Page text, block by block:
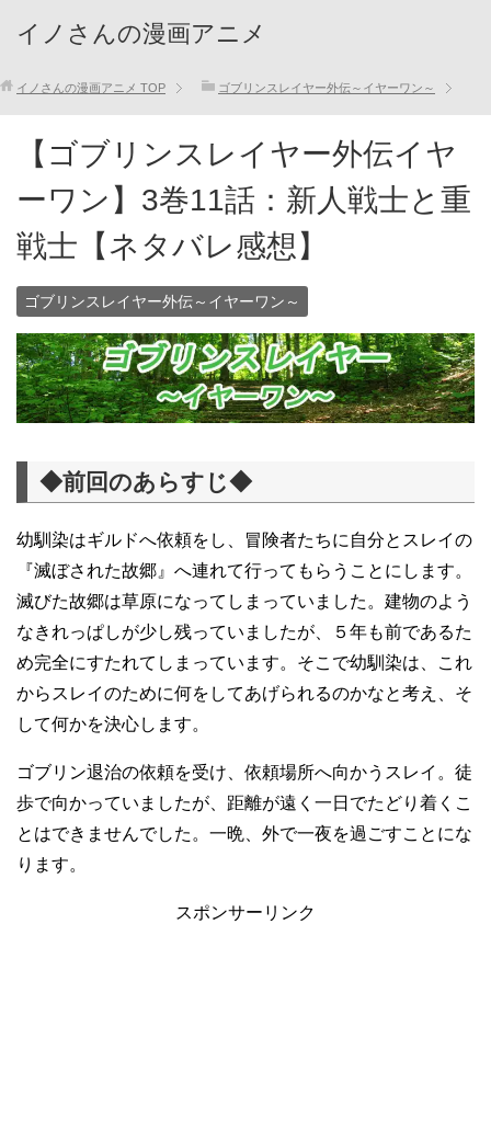
イノさんの漫画アニメ
イノさんの漫画アニメ TOP ゴブリンスレイヤー外伝～イヤーワン～
【ゴブリンスレイヤー外伝イヤ
ーワン】3巻11話：新人戦士と重
戦士【ネタバレ感想】
ゴブリンスレイヤー外伝～イヤーワン～
◆前回のあらすじ◆
幼馴染はギルドへ依頼をし、冒険者たちに自分とスレイの
『滅ぼされた故郷』へ連れて行ってもらうことにします。
滅びた故郷は草原になってしまっていました。建物のよう
なきれっぱしが少し残っていましたが、５年も前であるた
め完全にすたれてしまっています。そこで幼馴染は、これ
からスレイのために何をしてあげられるのかなと考え、そ
して何かを決心します。
ゴブリン退治の依頼を受け、依頼場所へ向かうスレイ。徒
歩で向かっていましたが、距離が遠く一日でたどり着くこ
とはできませんでした。一晩、外で一夜を過ごすことにな
ります。
スポンサーリンク